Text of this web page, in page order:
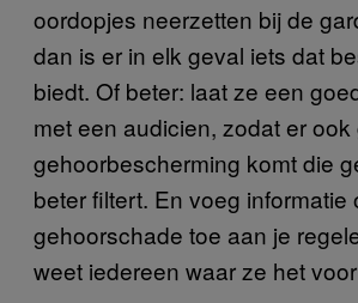
oordopjes neerzetten bij de
dan is er in elk geval iets dat
biedt. Of beter: laat ze een
met een audicien, zodat er ook
gehoorbescherming komt die
beter filtert. En voeg informatie
gehoorschade toe aan je
weet iedereen waar ze het